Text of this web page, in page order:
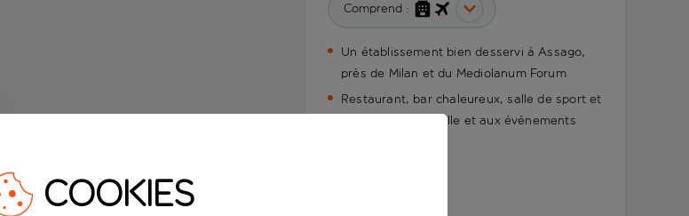
Comprend :
Un établissement bien desservi à Assago,
près de Milan et du Mediolanum Forum
Restaurant, bar chaleureux, salle de sport et
accès facile à la ville et aux événements
COOKIES